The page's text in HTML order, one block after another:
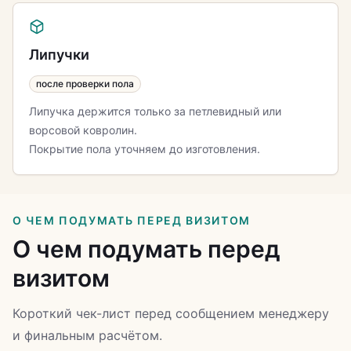
Липучки
после проверки пола
Липучка держится только за петлевидный или
ворсовой ковролин.
Покрытие пола уточняем до изготовления.
О ЧЕМ ПОДУМАТЬ ПЕРЕД ВИЗИТОМ
О чем подумать перед
визитом
Короткий чек-лист перед сообщением менеджеру
и финальным расчётом.